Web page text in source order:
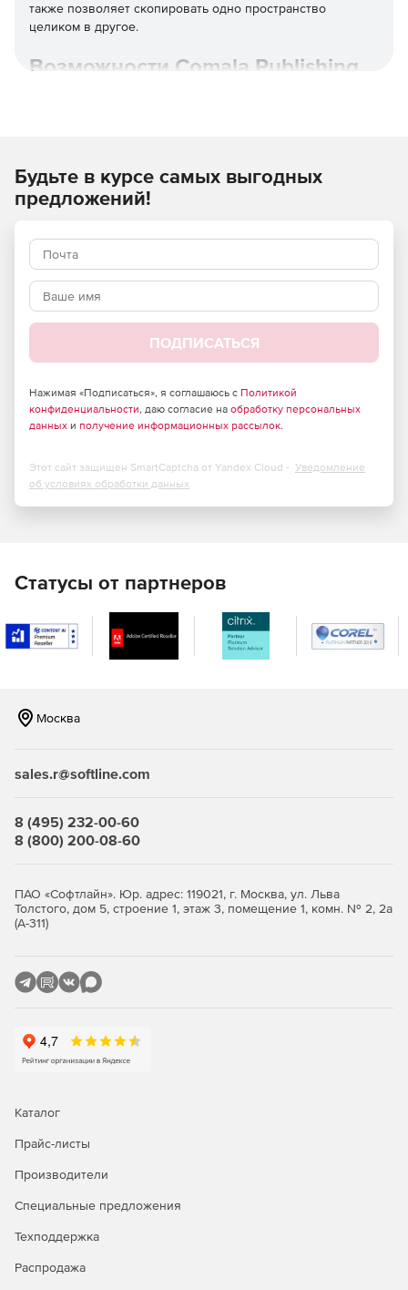
также позволяет скопировать одно пространство
целиком в другое.
Возможности Comala Publishing
Синхронизация.
черновиков одним нажатием кнопки.
Организация.
Будьте в курсе самых выгодных
предложений!
ПОДПИСАТЬСЯ
Нажимая «Подписаться», я соглашаюсь с Политикой
конфиденциальности, даю согласие на обработку персональных
данных и получение информационных рассылок.
Этот сайт защищен SmartCaptcha от Yandex Cloud - Уведомление
об условиях обработки данных
Статусы от партнеров
Москва
sales.r@softline.com
8 (495) 232-00-60
8 (800) 200-08-60
ПАО «Софтлайн». Юр. адрес: 119021, г. Москва, ул. Льва
Толстого, дом 5, строение 1, этаж 3, помещение 1, комн. № 2, 2а
(А-311)
Каталог
Прайс-листы
Производители
Специальные предложения
Техподдержка
Распродажа